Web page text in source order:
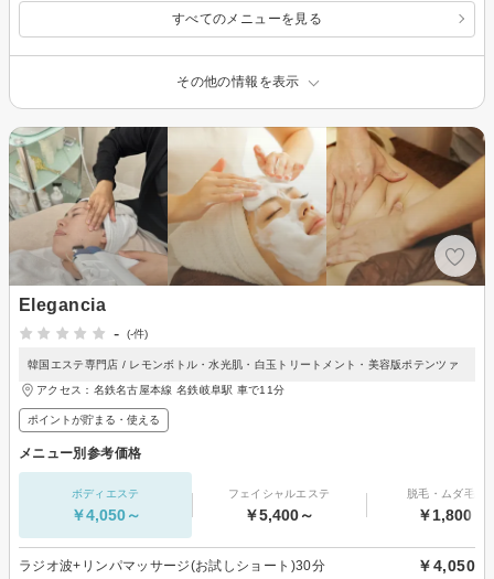
すべてのメニューを見る
その他の情報を表示
Elegancia
-
(-件)
韓国エステ専門店 / レモンボトル・水光肌・白玉トリートメント・美容版ポテンツァ
アクセス：名鉄名古屋本線 名鉄岐阜駅 車で11分
ポイントが貯まる・使える
メニュー別参考価格
ボディエステ
￥4,050～
フェイシャルエステ
￥5,400～
脱毛・ムダ毛処
￥1,800～
ラジオ波+リンパマッサージ(お試しショート)30分 ￥4,050